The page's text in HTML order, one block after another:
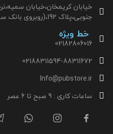
خیابان کریمخان،خیابان
جنوبی،پلاک 192،(روبروی بانک سپه)طبقه 3،واحد 14
خط ویژه
02182806016
02188311594-88311672
Info@pubstore.ir
ساعات کاری : 9 صبح تا 6 عصر